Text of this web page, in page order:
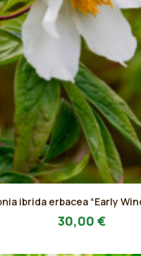
ibrida erbacea “Early
30,00 €